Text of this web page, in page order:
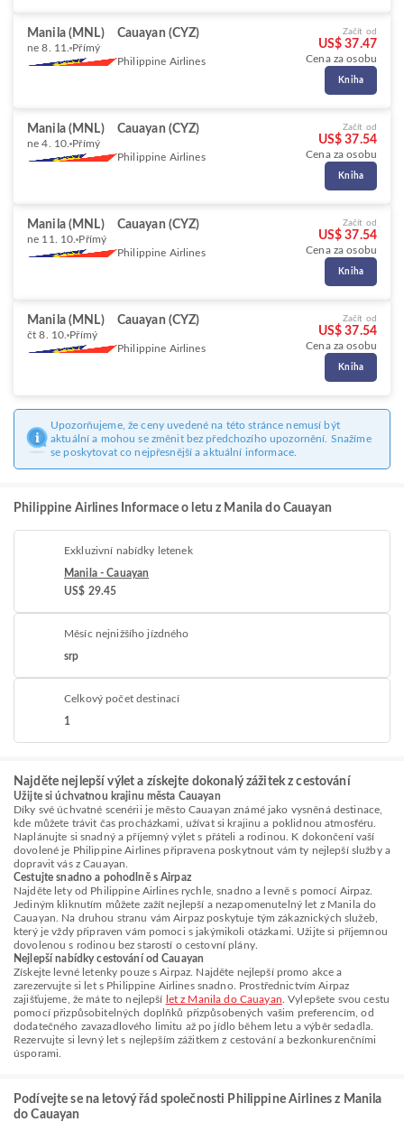
Manila (MNL) Cauayan (CYZ)
ne 8. 11. Přímý
Philippine Airlines
Začít od
US$ 37.47
Cena za osobu
Kniha
Manila (MNL) Cauayan (CYZ)
ne 4. 10. Přímý
Philippine Airlines
Začít od
US$ 37.54
Cena za osobu
Kniha
Manila (MNL) Cauayan (CYZ)
ne 11. 10. Přímý
Philippine Airlines
Začít od
US$ 37.54
Cena za osobu
Kniha
Manila (MNL) Cauayan (CYZ)
čt 8. 10. Přímý
Philippine Airlines
Začít od
US$ 37.54
Cena za osobu
Kniha
Upozorňujeme, že ceny uvedené na této stránce nemusí být
aktuální a mohou se změnit bez předchozího upozornění. Snažíme
se poskytovat co nejpřesnější a aktuální informace.
Philippine Airlines Informace o letu z Manila do Cauayan
Exkluzivní nabídky letenek
Manila - Cauayan
US$ 29.45
Měsíc nejnižšího jízdného
srp
Celkový počet destinací
1
Najděte nejlepší výlet a získejte dokonalý zážitek z cestování
Užijte si úchvatnou krajinu města Cauayan
Díky své úchvatné scenérii je město Cauayan známé jako vysněná destinace,
kde můžete trávit čas procházkami, užívat si krajinu a poklidnou atmosféru.
Naplánujte si snadný a příjemný výlet s přáteli a rodinou. K dokončení vaší
dovolené je Philippine Airlines připravena poskytnout vám ty nejlepší služby a
dopravit vás z Cauayan.
Cestujte snadno a pohodlně s Airpaz
Najděte lety od Philippine Airlines rychle, snadno a levně s pomocí Airpaz.
Jediným kliknutím můžete zažít nejlepší a nezapomenutelný let z Manila do
Cauayan. Na druhou stranu vám Airpaz poskytuje tým zákaznických služeb,
který je vždy připraven vám pomoci s jakýmikoli otázkami. Užijte si příjemnou
dovolenou s rodinou bez starostí o cestovní plány.
Nejlepší nabídky cestování od Cauayan
Získejte levné letenky pouze s Airpaz. Najděte nejlepší promo akce a
zarezervujte si let s Philippine Airlines snadno. Prostřednictvím Airpaz
zajišťujeme, že máte to nejlepší let z Manila do Cauayan . Vylepšete svou cestu
pomocí přizpůsobitelných doplňků přizpůsobených vašim preferencím, od
dodatečného zavazadlového limitu až po jídlo během letu a výběr sedadla.
Rezervujte si levný let s nejlepším zážitkem z cestování a bezkonkurenčními
úsporami.
Podívejte se na letový řád společnosti Philippine Airlines z Manila
do Cauayan